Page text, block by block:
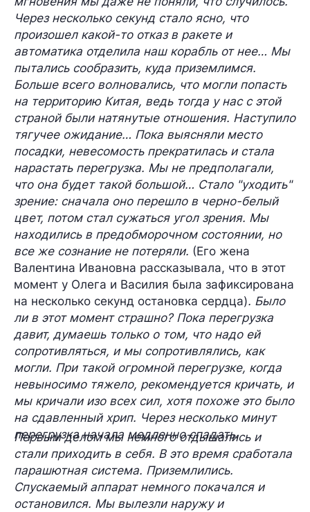
Через несколько секунд стало ясно, что
произошел какой-то отказ в ракете и
автоматика отделила наш корабль от нее… Мы
пытались сообразить, куда приземлимся.
Больше всего волновались, что могли попасть
на территорию Китая, ведь тогда у нас с этой
страной были натянутые отношения. Наступило
тягучее ожидание… Пока выясняли место
посадки, невесомость прекратилась и стала
нарастать перегрузка. Мы не предполагали,
что она будет такой большой… Стало "уходить"
зрение: сначала оно перешло в черно-белый
цвет, потом стал сужаться угол зрения. Мы
находились в предобморочном состоянии, но
все же сознание не потеряли. (Его жена
Валентина Ивановна рассказывала, что в этот
момент у Олега и Василия была зафиксирована
на несколько секунд остановка сердца). Было
ли в этот момент страшно? Пока перегрузка
давит, думаешь только о том, что надо ей
сопротивляться, и мы сопротивлялись, как
могли. При такой огромной перегрузке, когда
невыносимо тяжело, рекомендуется кричать, и
мы кричали изо всех сил, хотя похоже это было
на сдавленный хрип. Через несколько минут
перегрузка начала медленно спадать.
Первым делом мы немного отдышались и
стали приходить в себя. В это время сработала
парашютная система. Приземлились.
Спускаемый аппарат немного покачался и
остановился. Мы вылезли наружу и